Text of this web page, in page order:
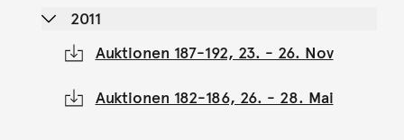
2011
Auktionen 187-192, 23. - 26. Nov
Auktionen 182-186, 26. - 28. Mai